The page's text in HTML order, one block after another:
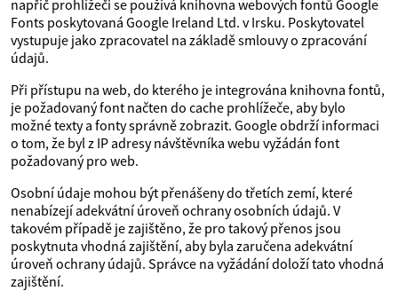
napříč prohlížeči se používá knihovna webových fontů Google
Fonts poskytovaná Google Ireland Ltd. v Irsku. Poskytovatel
vystupuje jako zpracovatel na základě smlouvy o zpracování
údajů.
Při přístupu na web, do kterého je integrována knihovna fontů,
je požadovaný font načten do cache prohlížeče, aby bylo
možné texty a fonty správně zobrazit. Google obdrží informaci
o tom, že byl z IP adresy návštěvníka webu vyžádán font
požadovaný pro web.
Osobní údaje mohou být přenášeny do třetích zemí, které
nenabízejí adekvátní úroveň ochrany osobních údajů. V
takovém případě je zajištěno, že pro takový přenos jsou
poskytnuta vhodná zajištění, aby byla zaručena adekvátní
úroveň ochrany údajů. Správce na vyžádání doloží tato vhodná
zajištění.